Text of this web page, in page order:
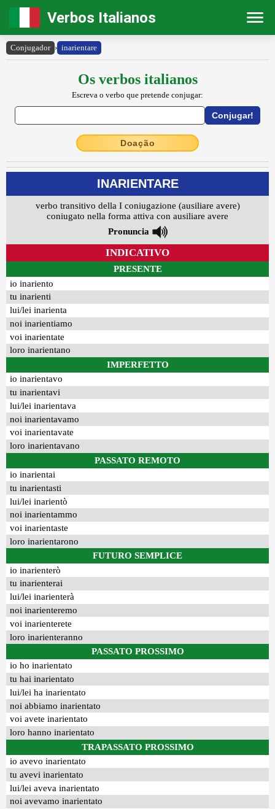
Verbos Italianos
Conjugador › inarientare
Os verbos italianos
Escreva o verbo que pretende conjugar:
Doação
INARIENTARE
verbo transitivo della I coniugazione (ausiliare avere)
coniugato nella forma attiva con ausiliare avere
Pronuncia
INDICATIVO
PRESENTE
io inariento
tu inarienti
lui/lei inarienta
noi inarientiamo
voi inarientate
loro inarientano
IMPERFETTO
io inarientavo
tu inarientavi
lui/lei inarientava
noi inarientavamo
voi inarientavate
loro inarientavano
PASSATO REMOTO
io inarientai
tu inarientasti
lui/lei inarientò
noi inarientammo
voi inarientaste
loro inarientarono
FUTURO SEMPLICE
io inarienterò
tu inarienterai
lui/lei inarienterà
noi inarienteremo
voi inarienterete
loro inarienteranno
PASSATO PROSSIMO
io ho inarientato
tu hai inarientato
lui/lei ha inarientato
noi abbiamo inarientato
voi avete inarientato
loro hanno inarientato
TRAPASSATO PROSSIMO
io avevo inarientato
tu avevi inarientato
lui/lei aveva inarientato
noi avevamo inarientato